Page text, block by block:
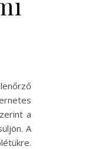
a
A